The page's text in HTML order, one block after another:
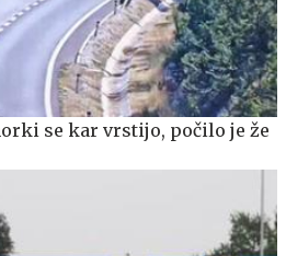
se kar vrstijo, počilo je že